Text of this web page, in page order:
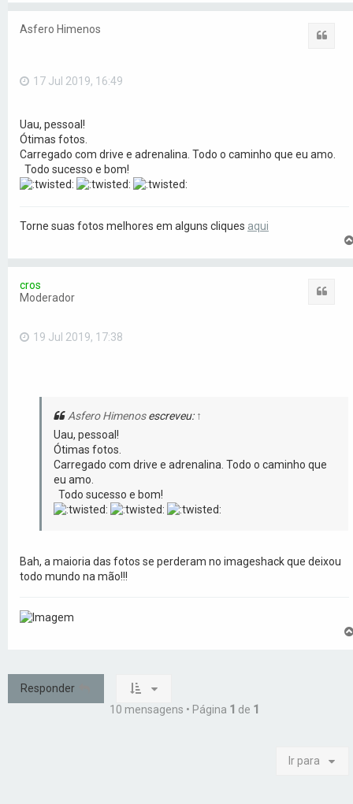
Asfero Himenos
17 Jul 2019, 16:49
Uau, pessoal!
Ótimas fotos.
Carregado com drive e adrenalina. Todo o caminho que eu amo.
Todo sucesso e bom!
Torne suas fotos melhores em alguns cliques aqui
cros
Moderador
19 Jul 2019, 17:38
Asfero Himenosescreveu: ↑
Uau, pessoal!
Ótimas fotos.
Carregado com drive e adrenalina. Todo o caminho que
eu amo.
Todo sucesso e bom!
Bah, a maioria das fotos se perderam no imageshack que deixou
todo mundo na mão!!!
Responder
10 mensagens • Página 1 de 1
Ir para